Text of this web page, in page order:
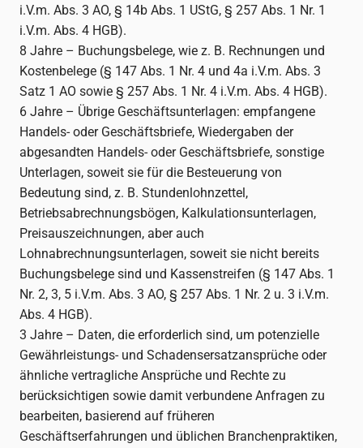
i.V.m. Abs. 3 AO, § 14b Abs. 1 UStG, § 257 Abs. 1 Nr. 1
i.V.m. Abs. 4 HGB).
8 Jahre – Buchungsbelege, wie z. B. Rechnungen und
Kostenbelege (§ 147 Abs. 1 Nr. 4 und 4a i.V.m. Abs. 3
Satz 1 AO sowie § 257 Abs. 1 Nr. 4 i.V.m. Abs. 4 HGB).
6 Jahre – Übrige Geschäftsunterlagen: empfangene
Handels- oder Geschäftsbriefe, Wiedergaben der
abgesandten Handels- oder Geschäftsbriefe, sonstige
Unterlagen, soweit sie für die Besteuerung von
Bedeutung sind, z. B. Stundenlohnzettel,
Betriebsabrechnungsbögen, Kalkulationsunterlagen,
Preisauszeichnungen, aber auch
Lohnabrechnungsunterlagen, soweit sie nicht bereits
Buchungsbelege sind und Kassenstreifen (§ 147 Abs. 1
Nr. 2, 3, 5 i.V.m. Abs. 3 AO, § 257 Abs. 1 Nr. 2 u. 3 i.V.m.
Abs. 4 HGB).
3 Jahre – Daten, die erforderlich sind, um potenzielle
Gewährleistungs- und Schadensersatzansprüche oder
ähnliche vertragliche Ansprüche und Rechte zu
berücksichtigen sowie damit verbundene Anfragen zu
bearbeiten, basierend auf früheren
Geschäftserfahrungen und üblichen Branchenpraktiken,